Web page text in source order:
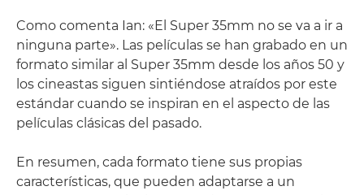
Como comenta Ian: «El Super 35mm no se va a ir a
ninguna parte». Las películas se han grabado en un
formato similar al Super 35mm desde los años 50 y
los cineastas siguen sintiéndose atraídos por este
estándar cuando se inspiran en el aspecto de las
películas clásicas del pasado.
En resumen, cada formato tiene sus propias
características, que pueden adaptarse a un